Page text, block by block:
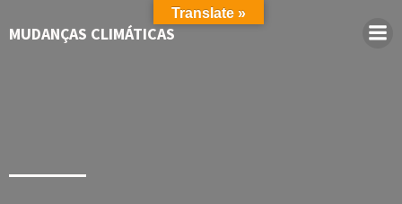
MUDANÇAS CLIMÁTICAS
Translate »